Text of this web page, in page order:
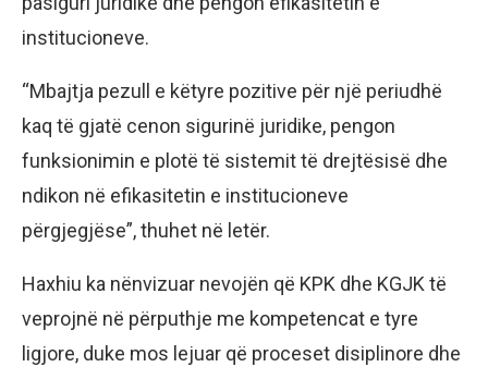
institucioneve.
“Mbajtja pezull e këtyre pozitive për një periudhë
kaq të gjatë cenon sigurinë juridike, pengon
funksionimin e plotë të sistemit të drejtësisë dhe
ndikon në efikasitetin e institucioneve
përgjegjëse”, thuhet në letër.
Haxhiu ka nënvizuar nevojën që KPK dhe KGJK të
veprojnë në përputhje me kompetencat e tyre
ligjore, duke mos lejuar që proceset disiplinore dhe